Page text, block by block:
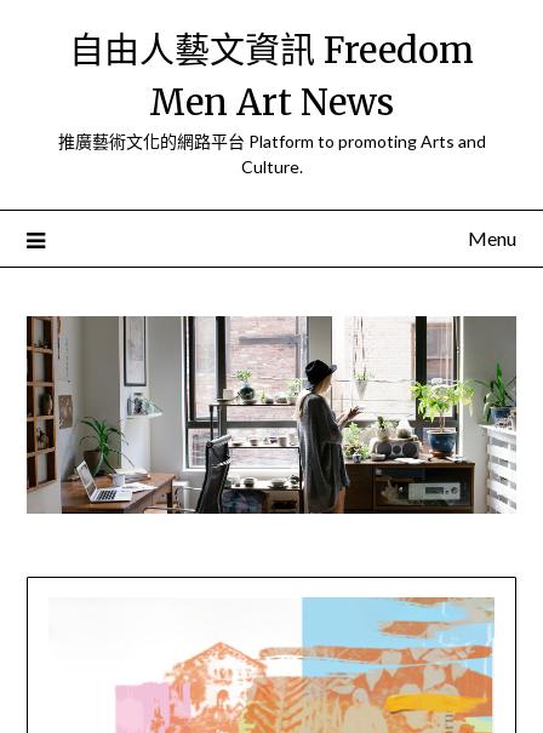
自由人藝文資訊 Freedom
Men Art News
推廣藝術文化的網路平台 Platform to promoting Arts and
Culture.
Menu